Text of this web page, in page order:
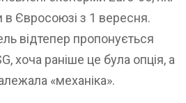
в Євросоюзі з 1 вересня.
відтепер пропонується
хоча раніше це була опція, а
«механіка».